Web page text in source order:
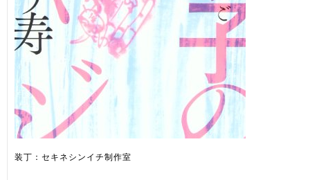
装丁：セキネシンイチ制作室